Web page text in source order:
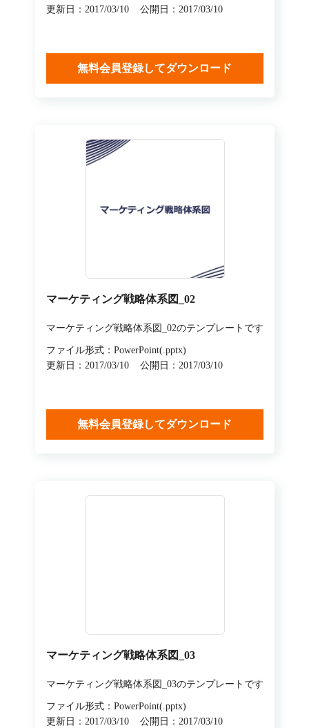
更新日：2017/03/10
公開日：2017/03/10
無料会員登録してダウンロード
マーケティング戦略体系図_02
マーケティング戦略体系図_02のテンプレートです
ファイル形式：PowerPoint(.pptx)
更新日：2017/03/10
公開日：2017/03/10
無料会員登録してダウンロード
マーケティング戦略体系図_03
マーケティング戦略体系図_03のテンプレートです
ファイル形式：PowerPoint(.pptx)
更新日：2017/03/10
公開日：2017/03/10